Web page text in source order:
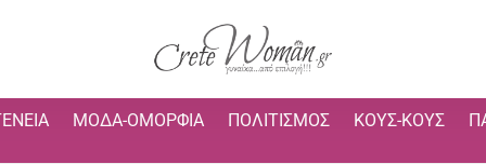
ΜΌΔΑ-ΟΜΟΡΦΙΆ ΠΟΛΙΤΙΣΜΌΣ ΚΟΥΣ-ΚΟΥΣ